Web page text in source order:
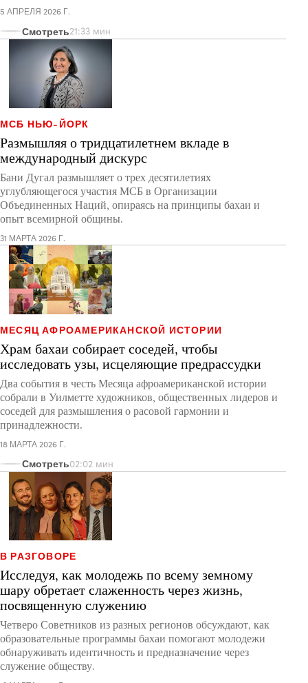
5 АПРЕЛЯ 2026 Г.
Смотреть21:33 мин
МСБ НЬЮ-ЙОРК
Размышляя о тридцатилетнем вкладе в
международный дискурс
Бани Дугал размышляет о трех десятилетиях
углубляющегося участия МСБ в Организации
Объединенных Наций, опираясь на принципы бахаи и
опыт всемирной общины.
31 МАРТА 2026 Г.
МЕСЯЦ АФРОАМЕРИКАНСКОЙ ИСТОРИИ
Храм бахаи собирает соседей, чтобы
исследовать узы, исцеляющие предрассудки
Два события в честь Месяца афроамериканской истории
собрали в Уилметте художников, общественных лидеров и
соседей для размышления о расовой гармонии и
принадлежности.
18 МАРТА 2026 Г.
Смотреть02:02 мин
В РАЗГОВОРЕ
Исследуя, как молодежь по всему земному
шару обретает слаженность через жизнь,
посвященную служению
Четверо Советников из разных регионов обсуждают, как
образовательные программы бахаи помогают молодежи
обнаруживать идентичность и предназначение через
служение обществу.